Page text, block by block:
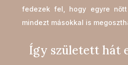
fedezek fel, hogy egyre nőtt
mindezt másokkal is
Így született hát